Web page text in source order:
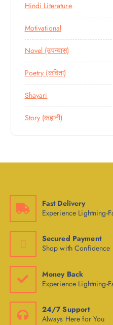
Hindi Literature
Motivational
Novel (उपन्यास)
Poetry (कविता)
Shayari
Story (कहानी)
Fast Delivery
Experience Lightning-
Secured Payment
Shop with Confidence
Money Back
Experience Lightning-
24/7 Support
Always Here for You